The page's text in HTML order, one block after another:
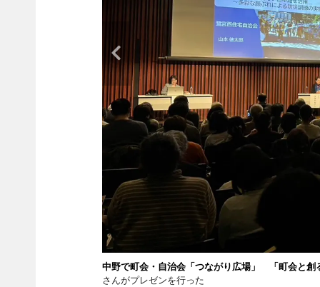
中野で町会・自治会「つながり広場」 「町会と創
さんがプレゼンを行った